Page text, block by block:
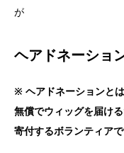
が
ヘアドネーショ
※ ヘアドネーションと
無償でウィッグを届け
寄付するボランティア